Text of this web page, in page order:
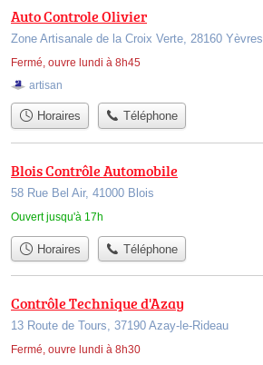
Auto Controle Olivier
Zone Artisanale de la Croix Verte, 28160 Yèvres
Fermé, ouvre lundi à 8h45
artisan
Horaires Téléphone
Blois Contrôle Automobile
58 Rue Bel Air, 41000 Blois
Ouvert jusqu'à 17h
Horaires Téléphone
Contrôle Technique d'Azay
13 Route de Tours, 37190 Azay-le-Rideau
Fermé, ouvre lundi à 8h30